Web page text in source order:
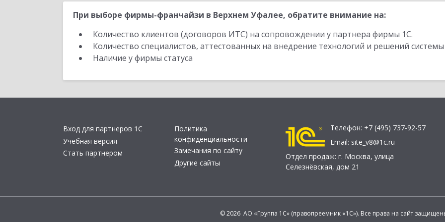
При выборе фирмы-франчайзи в Верхнем Уфалее, обратите внимание на:
Количество клиентов (договоров ИТС) на сопровождении у партнера фирмы 1С.
Количество специалистов, аттестованных на внедрение технологий и решений
Наличие у фирмы статуса
Вход для партнеров 1С
Учебная версия
Стать партнером
Политика
конфиденциальности
Замечания по сайту
Другие сайты
Телефон: +7 (495) 737-92-57
Email: site_v8@1c.ru
Отдел продаж: г. Москва, улица
Селезнёвская, дом 21
© 2026 АО «Группа 1С» (правопреемник «1С»). Все права на сайт